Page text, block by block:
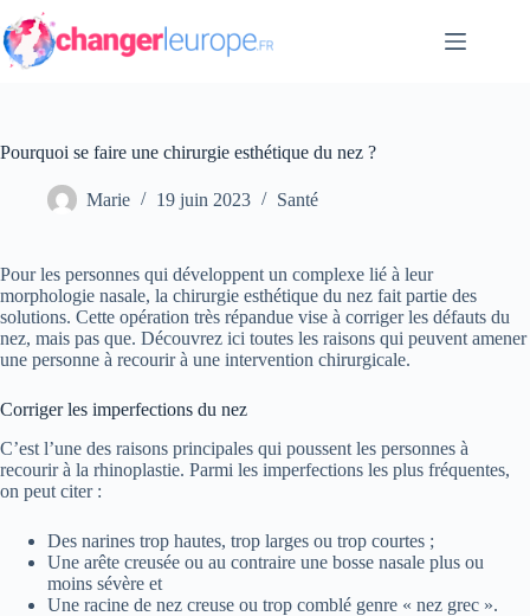
Passer
au
contenu
Pourquoi se faire une chirurgie esthétique du nez ?
Marie 19 juin 2023 Santé
Pour les personnes qui développent un complexe lié à leur
morphologie nasale, la chirurgie esthétique du nez fait partie des
solutions. Cette opération très répandue vise à corriger les défauts du
nez, mais pas que. Découvrez ici toutes les raisons qui peuvent amener
une personne à recourir à une intervention chirurgicale.
Corriger les imperfections du nez
C’est l’une des raisons principales qui poussent les personnes à
recourir à la rhinoplastie. Parmi les imperfections les plus fréquentes,
on peut citer :
Des narines trop hautes, trop larges ou trop courtes ;
Une arête creusée ou au contraire une bosse nasale plus ou
moins sévère et
Une racine de nez creuse ou trop comblé genre « nez grec ».